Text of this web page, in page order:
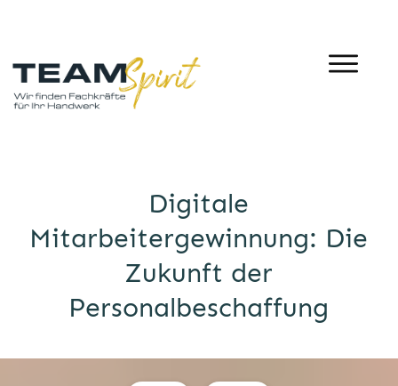
Digitale
Mitarbeitergewinnung: Die
Zukunft der
Personalbeschaffung